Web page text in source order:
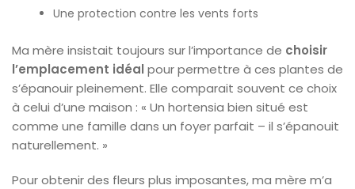
Une protection contre les vents forts
Ma mère insistait toujours sur l’importance de choisir
l’emplacement idéal pour permettre à ces plantes de
s’épanouir pleinement. Elle comparait souvent ce choix
à celui d’une maison : « Un hortensia bien situé est
comme une famille dans un foyer parfait – il s’épanouit
naturellement. »
Pour obtenir des fleurs plus imposantes, ma mère m’a